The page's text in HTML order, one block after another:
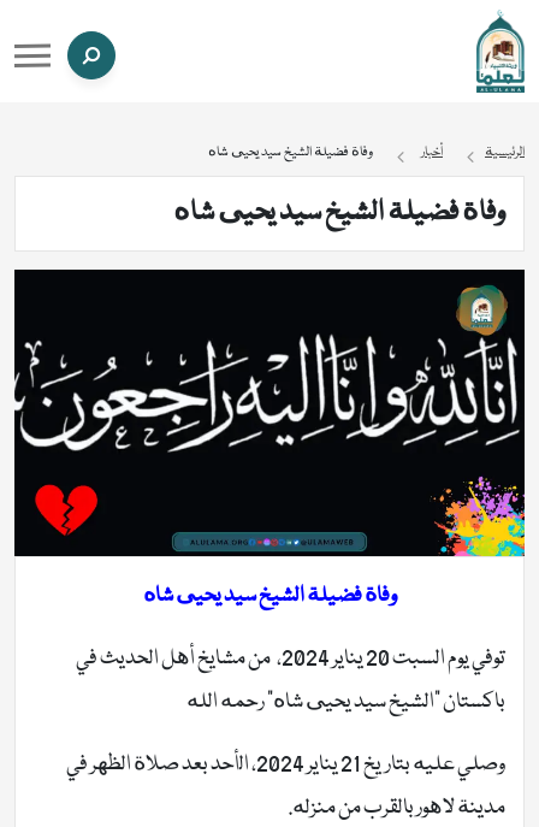
الرئيسية أخبار وفاة فضيلة الشيخ سيد يحيى شاه
وفاة فضيلة الشيخ سيد يحيى شاه
وفاة فضيلة الشيخ سيد يحيى شاه
توفي يوم السبت 20 يناير 2024، من مشايخ أهل الحديث في
باكستان “الشيخ سيد يحيى شاه” رحمه الله
وصلي عليه بتاريخ 21 يناير 2024، الأحد بعد صلاة الظهر في
مدينة لاهور بالقرب من منزله.